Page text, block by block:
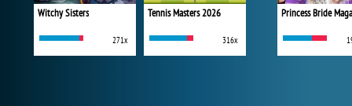
Witchy Sisters
271x
Tennis Masters 2026
316x
Princess Bride